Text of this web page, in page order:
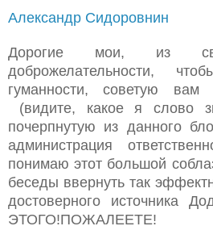
Александр Сидоровнин
Дорогие мои, из
доброжелательности,
гуманности, советую вам
(видите, какое я слово
почерпнутую из данного
администрация
понимаю этот большой
беседы ввернуть так
достоверного источника
ЭТОГО!ПОЖАЛЕЕТЕ!